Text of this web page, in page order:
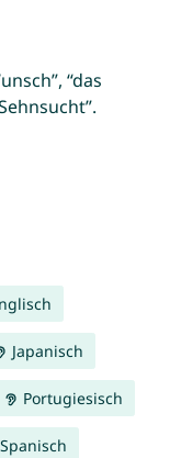
“das
Japanisch
Portugiesisch
Spanisch